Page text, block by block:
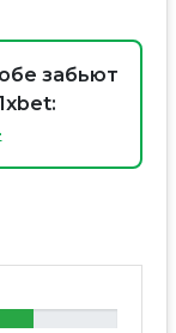
забьют